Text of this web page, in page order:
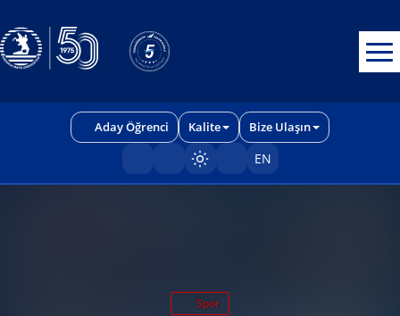
Aday Öğrenci Kalite Bize Ulaşın
Sayfayı karart/aç
EN
Spor